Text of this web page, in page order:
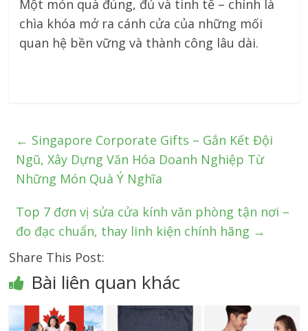
Một món quà đúng, đủ và tinh tế – chính là
chìa khóa mở ra cánh cửa của những mối
quan hệ bền vững và thành công lâu dài.
← Singapore Corporate Gifts – Gắn Kết Đội
Ngũ, Xây Dựng Văn Hóa Doanh Nghiệp Từ
Những Món Quà Ý Nghĩa
Top 7 đơn vị sửa cửa kính văn phòng tận nơi –
đo đạc chuẩn, thay linh kiện chính hãng →
Share This Post:
Bài liên quan khác